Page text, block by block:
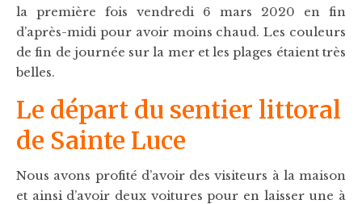
la première fois vendredi 6 mars 2020 en fin
d’après-midi pour avoir moins chaud. Les couleurs
de fin de journée sur la mer et les plages étaient très
belles.
Le départ du sentier littoral
de Sainte Luce
Nous avons profité d’avoir des visiteurs à la maison
et ainsi d’avoir deux voitures pour en laisser une à